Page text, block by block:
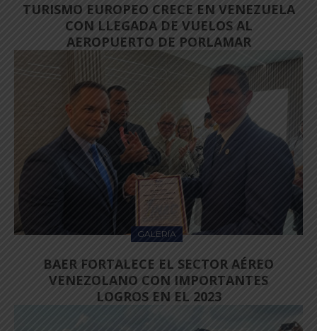
TURISMO EUROPEO CRECE EN VENEZUELA
CON LLEGADA DE VUELOS AL
AEROPUERTO DE PORLAMAR
GALERÍA
BAER FORTALECE EL SECTOR AÉREO
VENEZOLANO CON IMPORTANTES
LOGROS EN EL 2023